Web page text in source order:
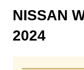
NISSAN
2024